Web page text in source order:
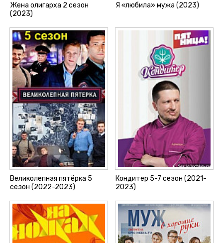
Жена олигарха 2 сезон
(2023)
Я «любила» мужа (2023)
Великолепная пятёрка 5
сезон (2022-2023)
Кондитер 5-7 сезон (2021-
2023)